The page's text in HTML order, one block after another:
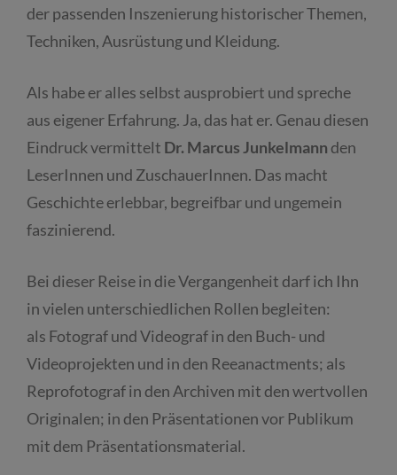
der passenden Inszenierung historischer Themen,
Techniken, Ausrüstung und Kleidung.
Als habe er alles selbst ausprobiert und spreche
aus eigener Erfahrung. Ja, das hat er. Genau diesen
Eindruck vermittelt Dr. Marcus Junkelmann den
LeserInnen und ZuschauerInnen. Das macht
Geschichte erlebbar, begreifbar und ungemein
faszinierend.
Bei dieser Reise in die Vergangenheit darf ich Ihn
in vielen unterschiedlichen Rollen begleiten:
als Fotograf und Videograf in den Buch- und
Videoprojekten und in den Reeanactments; als
Reprofotograf in den Archiven mit den wertvollen
Originalen; in den Präsentationen vor Publikum
mit dem Präsentationsmaterial.